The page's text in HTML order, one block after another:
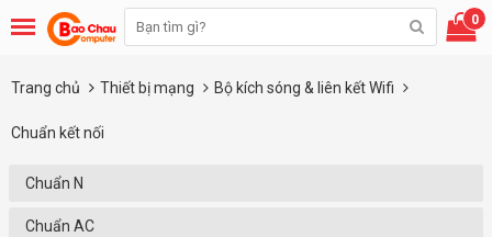
0
Trang chủ Thiết bị mạng Bộ kích sóng & liên kết Wifi
Chuẩn kết nối
Chuẩn N
Chuẩn AC